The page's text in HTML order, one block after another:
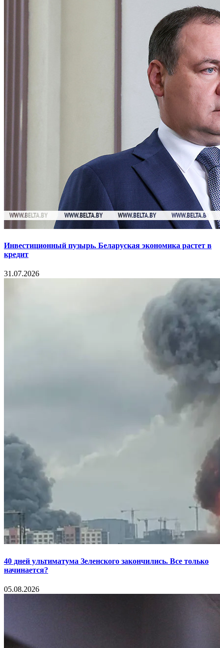
Инвестиционный пузырь. Беларуская экономика растет в
кредит
31.07.2026
40 дней ультиматума Зеленского закончились. Все только
начинается?
05.08.2026